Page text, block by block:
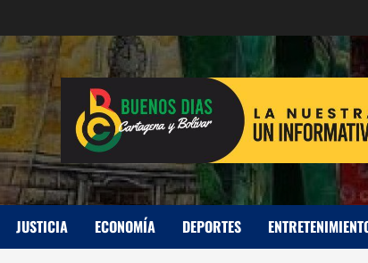
JUSTICIA ECONOMÍA DEPORTES